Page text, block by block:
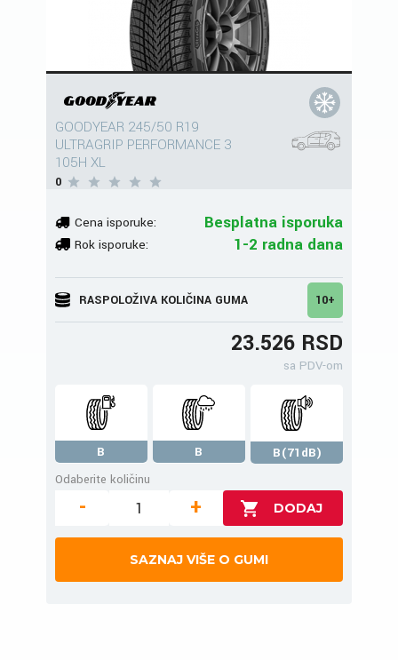
GOODYEAR 245/50 R19
ULTRAGRIP PERFORMANCE 3
105H XL
0
Cena isporuke: Besplatna isporuka
Rok isporuke: 1-2 radna dana
RASPOLOŽIVA KOLIČINA GUMA 10+
23.526 RSD
sa PDV-om
B B
B(71dB)
Odaberite količinu
- +
SAZNAJ VIŠE O GUMI